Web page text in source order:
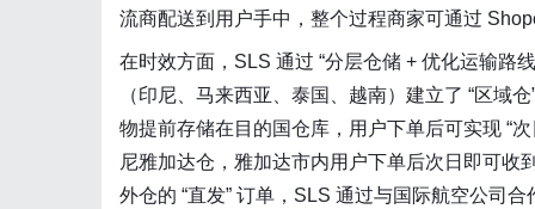
流商配送到用户手中，整个过程商家可通过
在时效方面，SLS 通过 “分层仓储 + 优化运输路
（印尼、马来西亚、泰国、越南）建立了 “区域
物提前存储在目的国仓库，用户下单后可实现 “
尼雅加达仓，雅加达市内用户下单后次日即可收
外仓的 “直发” 订单，SLS 通过与国际航空公司